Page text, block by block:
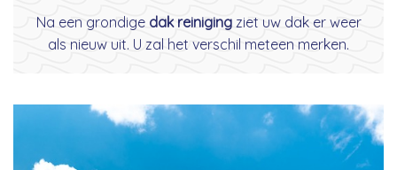
Na een grondige dak reinigingziet uw dak er weer
als nieuw uit. U zal het verschil meteen merken.